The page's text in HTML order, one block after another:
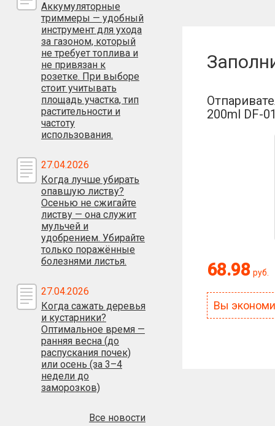
Аккумуляторные
триммеры — удобный
инструмент для ухода
за газоном, который
не требует топлива и
не привязан к
розетке. При выборе
стоит учитывать
площадь участка, тип
растительности и
частоту
использования.
27.04.2026
Когда лучше убирать
опавшую листву?
Осенью не сжигайте
листву — она служит
мульчей и
удобрением. Убирайте
только поражённые
болезнями листья.
27.04.2026
Когда сажать деревья
и кустарники?
Оптимальное время —
ранняя весна (до
распускания почек)
или осень (за 3–4
недели до
заморозков)
Все новости
200ml DF-
68.98 руб.
Вы